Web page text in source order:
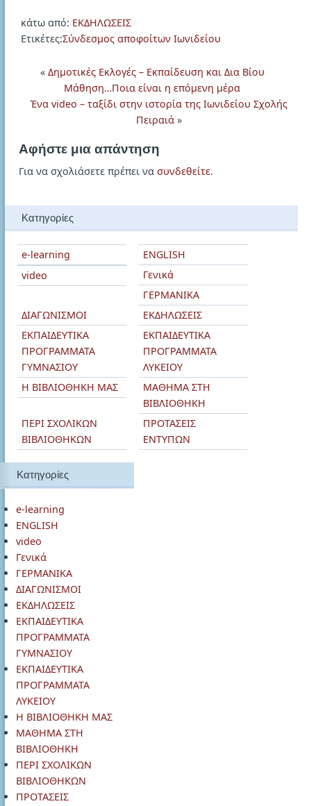
κάτω από: ΕΚΔΗΛΩΣΕΙΣ
Ετικέτες:Σύνδεσμος αποφοίτων Ιωνιδείου
« Δημοτικές Εκλογές – Εκπαίδευση και Δια Βίου
Μάθηση…Ποια είναι η επόμενη μέρα
Ένα video – ταξίδι στην ιστορία της Ιωνιδείου Σχολής
Πειραιά »
Αφήστε μια απάντηση
Για να σχολιάσετε πρέπει να συνδεθείτε.
Κατηγορίες
e-learning
ENGLISH
video
Γενικά
ΓΕΡΜΑΝΙΚΑ
ΔΙΑΓΩΝΙΣΜΟΙ
ΕΚΔΗΛΩΣΕΙΣ
ΕΚΠΑΙΔΕΥΤΙΚΑ
ΠΡΟΓΡΑΜΜΑΤΑ
ΓΥΜΝΑΣΙΟΥ
ΕΚΠΑΙΔΕΥΤΙΚΑ
ΠΡΟΓΡΑΜΜΑΤΑ
ΛΥΚΕΙΟΥ
Η ΒΙΒΛΙΟΘΗΚΗ ΜΑΣ
ΜΑΘΗΜΑ ΣΤΗ
ΒΙΒΛΙΟΘΗΚΗ
ΠΕΡΙ ΣΧΟΛΙΚΩΝ
ΒΙΒΛΙΟΘΗΚΩΝ
ΠΡΟΤΑΣΕΙΣ
ΕΝΤΥΠΩΝ
Kατηγορίες
e-learning
ENGLISH
video
Γενικά
ΓΕΡΜΑΝΙΚΑ
ΔΙΑΓΩΝΙΣΜΟΙ
ΕΚΔΗΛΩΣΕΙΣ
ΕΚΠΑΙΔΕΥΤΙΚΑ
ΠΡΟΓΡΑΜΜΑΤΑ
ΓΥΜΝΑΣΙΟΥ
ΕΚΠΑΙΔΕΥΤΙΚΑ
ΠΡΟΓΡΑΜΜΑΤΑ
ΛΥΚΕΙΟΥ
Η ΒΙΒΛΙΟΘΗΚΗ ΜΑΣ
ΜΑΘΗΜΑ ΣΤΗ
ΒΙΒΛΙΟΘΗΚΗ
ΠΕΡΙ ΣΧΟΛΙΚΩΝ
ΒΙΒΛΙΟΘΗΚΩΝ
ΠΡΟΤΑΣΕΙΣ